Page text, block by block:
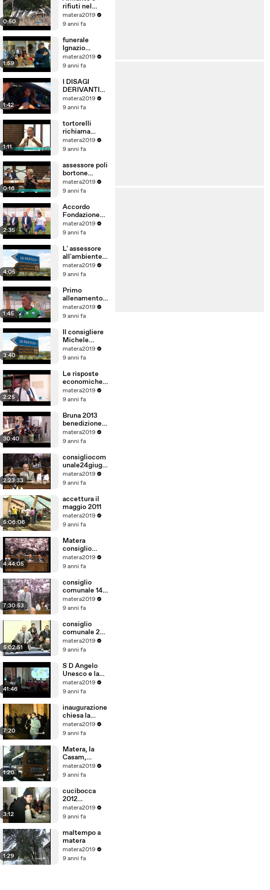
0:50
rifiuti nel
parco della
murgia
matera2019
9 anni fa
1:59
funerale
Ignazio
Olivieri
matera2019
9 anni fa
1:42
I DISAGI
DERIVANTI
DALLA
CHIUSURA
DI VIA LA
MARTELLA A
MATERA.
matera2019
9 anni fa
1:11
tortorelli
richiama
cotugno per
durata
o
matera2019
9 anni fa
0:16
assessore poli
bortone
ammirata per
la pulizia di
matera2019
9 anni fa
2:35
Accordo
Fondazione
Matera 2019
Matera calcio
matera2019
9 anni fa
4:05
L' assessore
all'ambiente
Adriana
Violetto sulla
rifiuti.
matera2019
9 anni fa
1:45
Primo
allenamento
del Matera
calcio allo
settembre.
matera2019
9 anni fa
3:40
Il consigliere
Michele
Lamacchia
interviene
o rifiuti
matera2019
9 anni fa
2:25
Le risposte
economiche
sulla gestione
rifiuti a
matera2019
9 anni fa
30:40
Bruna 2013
benedizione
del carro
matera2019
9 anni fa
2:23:33
consigliocom
unale24giugn
o2011.mp4
matera2019
9 anni fa
5:06:06
accettura il
maggio 2011
matera2019
9 anni fa
4:44:05
Matera
consiglio
comunale del
21
p4
matera2019
9 anni fa
7:30:53
consiglio
comunale 14
10 2011.mp4
matera2019
9 anni fa
5:02:51
consiglio
comunale 28
11 2011
matera2019
9 anni fa
41:46
S D Angelo
Unesco e la
protezione
delle risorse
caso dell
acquifero
Toledo in
Brasile
matera2019
9 anni fa
7:20
inaugurazione
chiesa la
vaglia.m4v
matera2019
9 anni fa
1:20
Matera, la
Casam,
revoca 4
licenziamenti
matera2019
9 anni fa
3:12
cucibocca
2012
preparativi
matera2019
9 anni fa
1:29
maltempo a
matera
matera2019
9 anni fa